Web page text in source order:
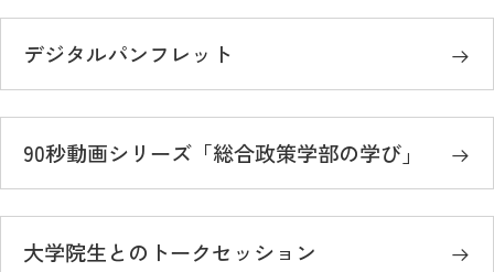
デジタルパンフレット
90秒動画シリーズ「総合政策学部の学び」
大学院生とのトークセッション